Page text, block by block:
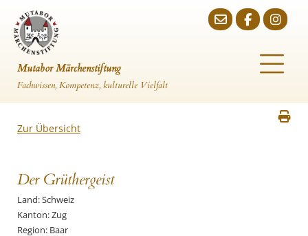
Mutabor Märchenstiftung
Fachwissen, Kompetenz, kulturelle Vielfalt
Zur Übersicht
Der Grüthergeist
Land: Schweiz
Kanton: Zug
Region: Baar